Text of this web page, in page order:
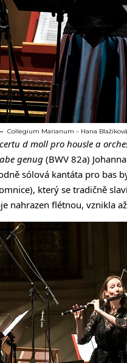
Collegium Marianum – Hana
d moll pro housle a
genug (BWV 82a)
sólová kantáta pro bas
který se tradičně
nahrazen flétnou, vznikla